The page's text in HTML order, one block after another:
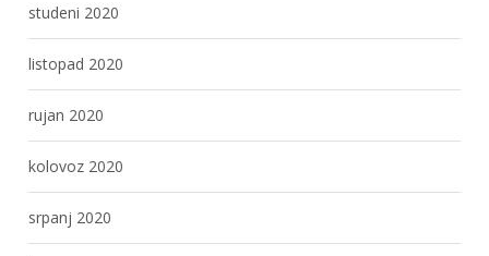
studeni 2020
listopad 2020
rujan 2020
kolovoz 2020
srpanj 2020